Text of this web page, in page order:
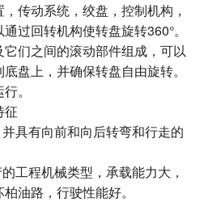
传动系统，绞盘，控制机构，
过回转机构使转盘旋转360°。
们之间的滚动部件组成，可以
盘上，并确保转盘自由旋转。
。
征
具有向前和向后转弯和行走的
工程机械类型，承载能力大，
油路，行驶性能好。